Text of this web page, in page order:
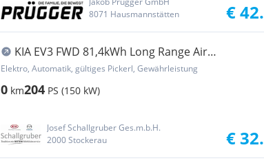
8071 Hausmannstätten
€
KIA EV3 FWD 81,4kWh Long Range Air
!!!!!!!!Sitzheiz...
Elektro, Automatik, gültiges Pickerl, Gewährleistung
0 km204 PS (150 kW)
Josef Schallgruber Ges.m.b.H.
2000 Stockerau
€